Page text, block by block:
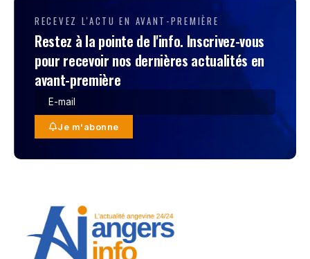
RECEVEZ L'ACTU EN AVANT-PREMIÈRE
Restez à la pointe de l'info. Inscrivez-vous
pour recevoir nos dernières actualités en
avant-première
Je m'abonne